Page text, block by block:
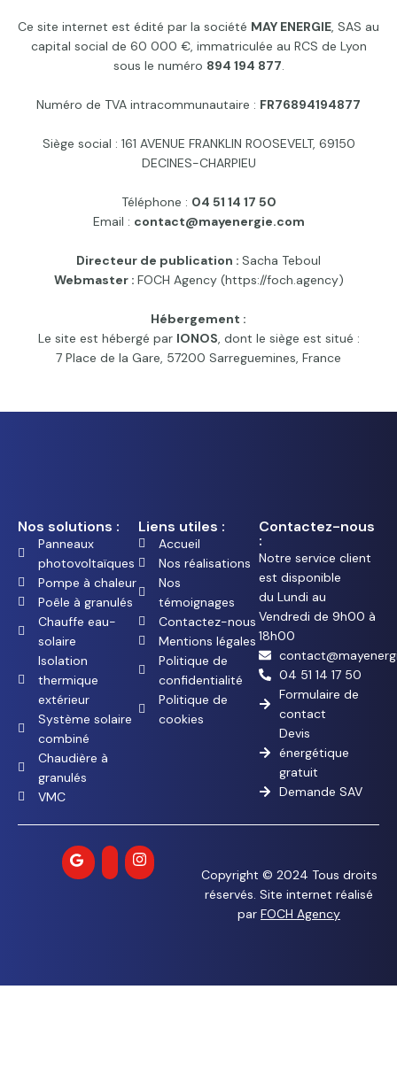
Ce site internet est édité par la société MAY ENERGIE, SAS au
capital social de 60 000 €, immatriculée au RCS de Lyon
sous le numéro 894 194 877.
Numéro de TVA intracommunautaire : FR76894194877
Siège social : 161 AVENUE FRANKLIN ROOSEVELT, 69150
DECINES-CHARPIEU
Téléphone : 04 51 14 17 50
Email : contact@mayenergie.com
Directeur de publication : Sacha Teboul
Webmaster : FOCH Agency (https://foch.agency)
Hébergement :
Le site est hébergé par IONOS, dont le siège est situé :
7 Place de la Gare, 57200 Sarreguemines, France
Nos solutions :
Panneaux
photovoltaïques
Pompe à chaleur
Poêle à granulés
Chauffe eau-
solaire
Isolation
thermique
extérieur
Système solaire
combiné
Chaudière à
granulés
VMC
Liens utiles :
Accueil
Nos réalisations
Nos
témoignages
Contactez-nous
Mentions légales
Politique de
confidentialité
Politique de
cookies
Contactez-nous
:
Notre service client
est disponible
du Lundi au
Vendredi de 9h00 à
18h00
04 51 14 17 50
Formulaire de
contact
Devis
énergétique
gratuit
Demande SAV
Copyright © 2024 Tous droits
réservés. Site internet réalisé
par FOCH Agency